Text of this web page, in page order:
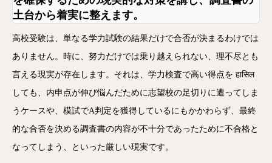
土台から着実に整えます。
高校受験は、単なる学力試験の結果だけで合否が決まるわけでは
ありません。時に、努力だけでは乗り越えられない、理不尽とも
言える現実が存在します。それは、学力検査で高い得点を हासिल
しても、内申点が伸び悩んだために志望校の足切りに遭ってしま
うケースや、模試でA判定を獲得しているにもかかわらず、最終
的な合否を決める調査書の内容が不十分であったために不合格と
なってしまう、といった厳しい現実です。